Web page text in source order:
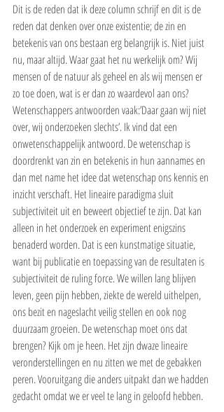
Dit is de reden dat ik deze column schrijf en dit is de
reden dat denken over onze existentie; de zin en
betekenis van ons bestaan erg belangrijk is. Niet juist
nu, maar altijd. Waar gaat het nu werkelijk om? Wij
mensen of de natuur als geheel en als wij mensen er
zo toe doen, wat is er dan zo waardevol aan ons?
Wetenschappers antwoorden vaak:’Daar gaan wij niet
over, wij onderzoeken slechts’. Ik vind dat een
onwetenschappelijk antwoord. De wetenschap is
doordrenkt van zin en betekenis in hun aannames en
dan met name het idee dat wetenschap ons kennis en
inzicht verschaft. Het lineaire paradigma sluit
subjectiviteit uit en beweert objectief te zijn. Dat kan
alleen in het onderzoek en experiment enigszins
benaderd worden. Dat is een kunstmatige situatie,
want bij publicatie en toepassing van de resultaten is
subjectiviteit de ruling force. We willen lang blijven
leven, geen pijn hebben, ziekte de wereld uithelpen,
ons bezit en nageslacht veilig stellen en ook nog
duurzaam groeien. De wetenschap moet ons dat
brengen? Kijk om je heen. Het zijn dwaze lineaire
veronderstellingen en nu zitten we met de gebakken
peren. Vooruitgang die anders uitpakt dan we hadden
gedacht omdat we er veel te lang in geloofd hebben.